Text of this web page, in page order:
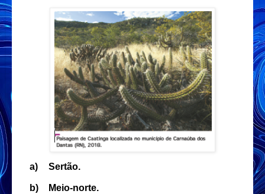
a) Sertão.
b) Meio-norte.